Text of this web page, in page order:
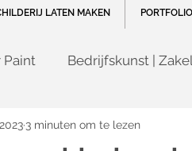
LATEN MAKEN PORTFOLIO
Paint Bedrijfskunst |
Paint Eva Maria Wedding
3 minuten om te lezen